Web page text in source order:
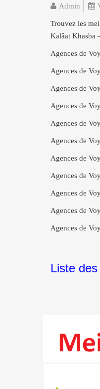
Admin
Trouvez les
Kalâat Khasba
Agences de
Agences de
Agences de
Agences de
Agences de
Agences de
Agences de
Agences de
Agences de
Agences de
Agences de
Liste